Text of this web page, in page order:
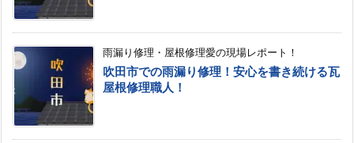
雨漏り修理・屋根修理愛の現場レポート！
吹田市での雨漏り修理！安心を書き続ける瓦
屋根修理職人！